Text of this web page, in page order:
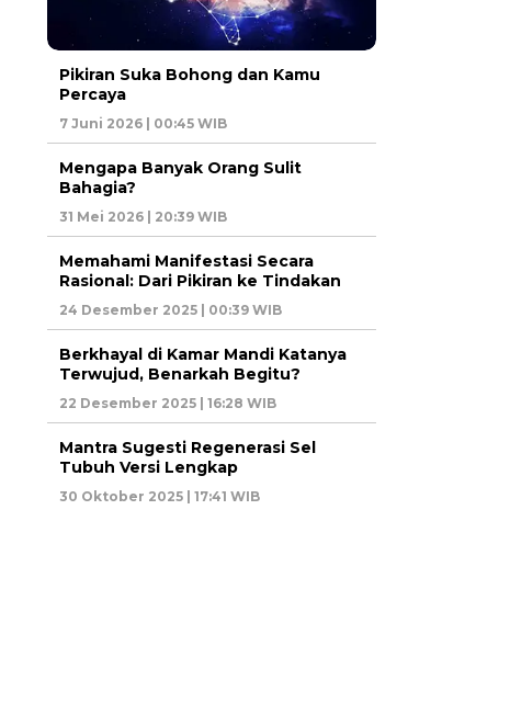
Pikiran Suka Bohong dan Kamu
Percaya
7 Juni 2026 | 00:45 WIB
Mengapa Banyak Orang Sulit
Bahagia?
31 Mei 2026 | 20:39 WIB
Memahami Manifestasi Secara
Rasional: Dari Pikiran ke Tindakan
24 Desember 2025 | 00:39 WIB
Berkhayal di Kamar Mandi Katanya
Terwujud, Benarkah Begitu?
22 Desember 2025 | 16:28 WIB
Mantra Sugesti Regenerasi Sel
Tubuh Versi Lengkap
30 Oktober 2025 | 17:41 WIB